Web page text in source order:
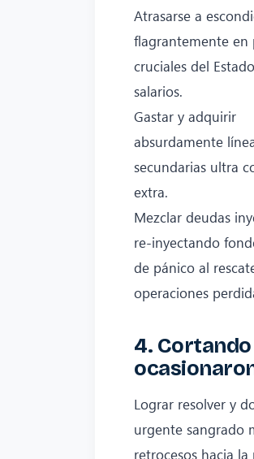
Atrasarse a
flagrantemente en
cruciales del
salarios.
Gastar y adquirir
absurdamente
secundarias ultra
extra.
Mezclar deudas
re-inyectando
de pánico al
operaciones
4.
Lograr resolver y
urgente sangrado
retrocesos hacia